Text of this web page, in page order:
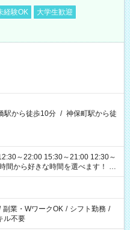
経験OK
大学生歓迎
駅から徒歩10分 / 神保町駅から徒
～22:00 15:30～21:00 12:30～
ります
副業・WワークOK / シフト勤務 /
ル不要